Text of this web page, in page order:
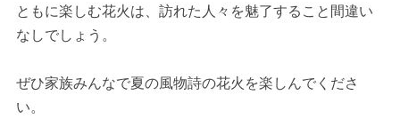
ともに楽しむ花火は、訪れた人々を魅了すること間違い
なしでしょう。
ぜひ家族みんなで夏の風物詩の花火を楽しんでくださ
い。